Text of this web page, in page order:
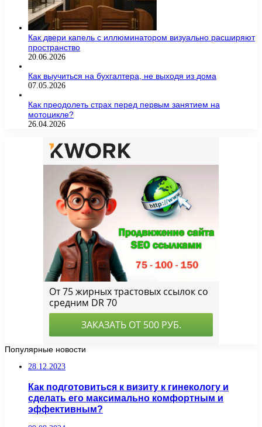
Как двери капель с иллюминатором визуально расширяют
пространство
20.06.2026
Как выучиться на бухгалтера, не выходя из дома
07.05.2026
Как преодолеть страх перед первым занятием на
мотоцикле?
26.04.2026
Популярные новости
28.12.2023
Как подготовиться к визиту к гинекологу и
сделать его максимально комфортным и
эффективным?